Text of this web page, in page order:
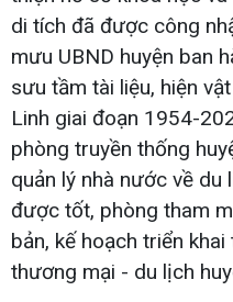
di tích đã được công
mưu UBND huyện ban
sưu tầm tài liệu, hiện
Linh giai đoạn 1954-
phòng truyền thống
quản lý nhà nước về du
được tốt, phòng tham
bản, kế hoạch triển
thương mại - du lịch